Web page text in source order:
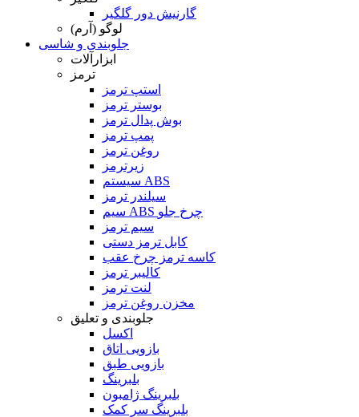
گارنیش دور گلگیر
لوگو (آرم)
جلوبندی و شاسی
ابزارآلات
ترمز
استپ ترمز
بوستر ترمز
بوش پدال ترمز
پمپ ترمز
روغن ترمز
زیرترمز
سیستم ABS
سیلندر ترمز
سیم ABS چرخ جلو
سیم ترمز
کابل ترمز دستی
کاسه ترمز چرخ عقب
کالیبر ترمز
لنت ترمز
مخزن روغن ترمز
جلوبندی و تعلیق
اکسل
بازویی اتاق
بازویی طبق
بلبرینگ
بلبرینگ ژامبون
بلبرینگ سر کمک